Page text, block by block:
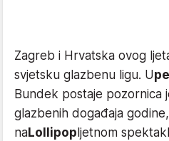
Zagreb i Hrvatska ovog
svjetsku glazbenu ligu. U
Bundek postaje pozornica
glazbenih događaja
naLollipopljetnom